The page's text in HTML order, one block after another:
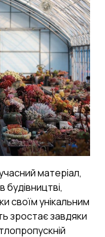
матеріал,
своїм унікальним
зростає завдяки